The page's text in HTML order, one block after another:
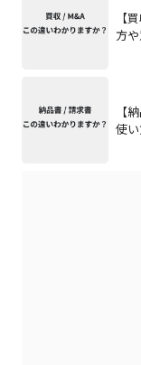
【
方
【
使